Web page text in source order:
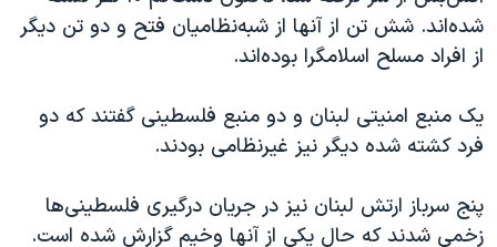
صفحه‌های ویژه
سفر پرزیدنت ترامپ به چین
شده‌اند. شش تن از آنها از شبه‌نظامیان فتح و دو تن دیگر
از افراد مسلح اسلامگرا بوده‌اند.
یک منبع امنیتی لبنان و دو منبع فلسطینی گفتند که دو
فرد کشته شده دیگر نیز غیرنظامی بودند.
پنج سرباز ارتش لبنان نیز در جریان درگیری فلسطینی‌ها
زخمی شدند که حال یکی از آنها وخیم گزارش شده است.